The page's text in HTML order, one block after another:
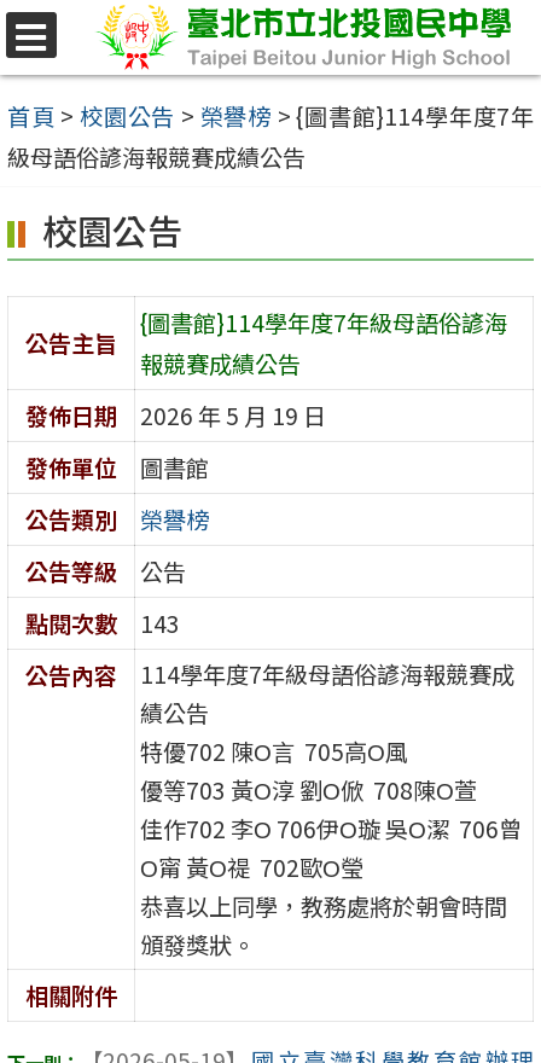
跳
至
主
要
容
區
首頁 > 校園公告 > 榮譽榜 >{圖書館}114學年度7年
級母語俗諺海報競賽成績公告
校園公告
公告主旨
{圖書館}114學年度7年級母語俗諺海
報競賽成績公告
發佈日期
2026 年 5 月 19 日
發佈單位
圖書館
公告類別
榮譽榜
公告等級
公告
點閱次數
143
公告內容
114學年度7年級母語俗諺海報競賽成
績公告
特優702 陳Ο言 705高Ο風
優等703 黃Ο淳 劉Ο俽 708陳Ο萱
佳作702 李Ο 706伊Ο璇 吳Ο潔 706曾
Ο甯 黃Ο禔 702歐Ο瑩
恭喜以上同學，教務處將於朝會時間
頒發獎狀。
相關附件
選
單